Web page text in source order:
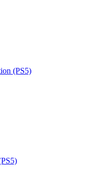
(PS5)